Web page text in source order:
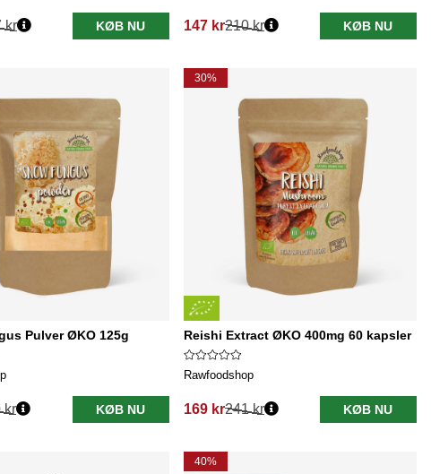
kr KØB NU 147 kr
Normalpris:
210 kr KØB NU
Pulver ØKO 125g
kr KØB NU
30%
Reishi Extract ØKO 400mg 60 kapsler
Rawfoodshop
169 kr
Normalpris:
241 kr KØB NU
40%